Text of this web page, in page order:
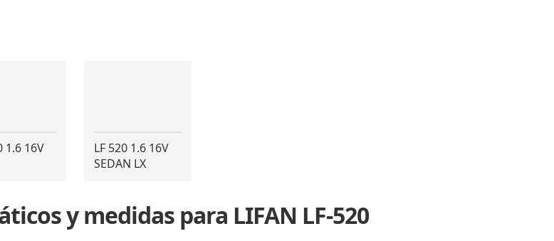
1.6 16V
LF 520 1.6 16V
SEDAN LX
y medidas para LIFAN LF-520